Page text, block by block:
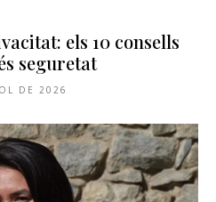
els 10 consells
seguretat
DE 2026